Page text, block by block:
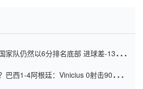
家队仍然以6分排名底部 进球差-13令人
巴西1-4阿根廷：Vinicius 0射击90分钟